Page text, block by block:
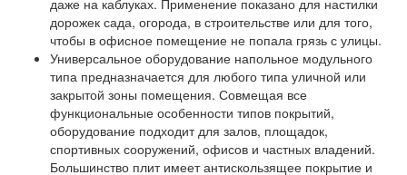
даже на каблуках. Применение показано для настилки
дорожек сада, огорода, в строительстве или для того,
чтобы в офисное помещение не попала грязь с улицы.
Универсальное оборудование напольное модульного
типа предназначается для любого типа уличной или
закрытой зоны помещения. Совмещая все
функциональные особенности типов покрытий,
оборудование подходит для залов, площадок,
спортивных сооружений, офисов и частных владений.
Большинство плит имеет антискользящее покрытие и